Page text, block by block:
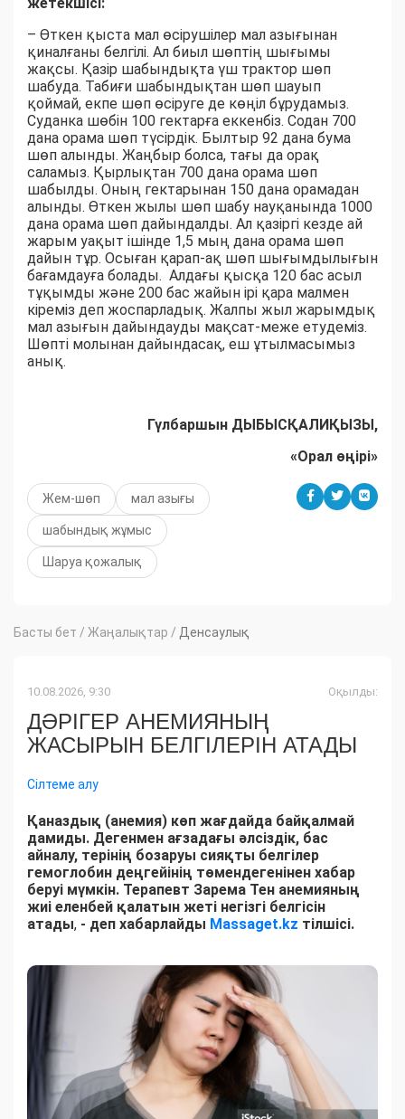
– Өткен қыста мал өсірушілер мал азығынан
қиналғаны белгілі. Ал биыл шөптің шығымы
жақсы. Қазір шабындықта үш трактор шөп
шабуда. Табиғи шабындықтан шөп шауып
қоймай, екпе шөп өсіруге де көңіл бұрудамыз.
Суданка шөбін 100 гектарға еккенбіз. Содан 700
дана орама шөп түсірдік. Былтыр 92 дана бума
шөп алынды. Жаңбыр болса, тағы да орақ
саламыз. Қырлықтан 700 дана орама шөп
шабылды. Оның гектарынан 150 дана орамадан
алынды. Өткен жылы шөп шабу науқанында 1000
дана орама шөп дайындалды. Ал қазіргі кезде ай
жарым уақыт ішінде 1,5 мың дана орама шөп
дайын тұр. Осыған қарап-ақ шөп шығымдылығын
бағамдауға болады. Алдағы қысқа 120 бас асыл
тұқымды және 200 бас жайын ірі қара малмен
кіреміз деп жоспарладық. Жалпы жыл жарымдық
мал азығын дайындауды мақсат-меже етудеміз.
Шөпті молынан дайындасақ, еш ұтылмасымыз
анық.
Гүлбаршын ДЫБЫСҚАЛИҚЫЗЫ,
«Орал өңірі»
Жем-шөп мал азығы
шабындық жұмыс
Шаруа қожалық
Басты бет / Жаңалықтар / Денсаулық
10.08.2026, 9:30 Оқылды:
ДӘРІГЕР АНЕМИЯНЫҢ
ЖАСЫРЫН БЕЛГІЛЕРІН АТАДЫ
Сілтеме алу
Қаназдық (анемия) көп жағдайда байқалмай
дамиды. Дегенмен ағзадағы әлсіздік, бас
айналу, терінің бозаруы сияқты белгілер
гемоглобин деңгейінің төмендегенінен хабар
беруі мүмкін. Терапевт Зарема Тен анемияның
жиі еленбей қалатын жеті негізгі белгісін
атады, - деп хабарлайды Massaget.kz тілшісі.